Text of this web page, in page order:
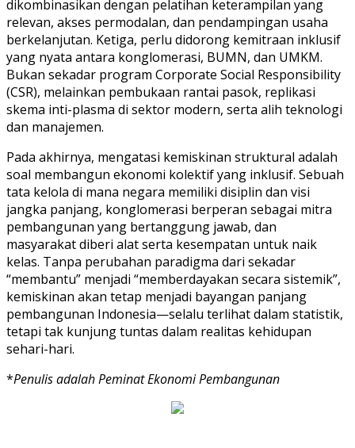
dikombinasikan dengan pelatihan keterampilan yang
relevan, akses permodalan, dan pendampingan usaha
berkelanjutan. Ketiga, perlu didorong kemitraan inklusif
yang nyata antara konglomerasi, BUMN, dan UMKM.
Bukan sekadar program Corporate Social Responsibility
(CSR), melainkan pembukaan rantai pasok, replikasi
skema inti-plasma di sektor modern, serta alih teknologi
dan manajemen.
Pada akhirnya, mengatasi kemiskinan struktural adalah
soal membangun ekonomi kolektif yang inklusif. Sebuah
tata kelola di mana negara memiliki disiplin dan visi
jangka panjang, konglomerasi berperan sebagai mitra
pembangunan yang bertanggung jawab, dan
masyarakat diberi alat serta kesempatan untuk naik
kelas. Tanpa perubahan paradigma dari sekadar
“membantu” menjadi “memberdayakan secara sistemik”,
kemiskinan akan tetap menjadi bayangan panjang
pembangunan Indonesia—selalu terlihat dalam statistik,
tetapi tak kunjung tuntas dalam realitas kehidupan
sehari-hari.
*Penulis adalah Peminat Ekonomi Pembangunan